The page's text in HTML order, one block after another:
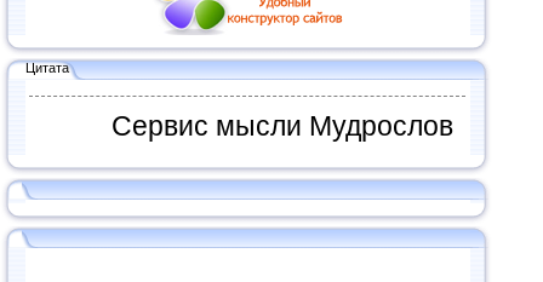
Цитата
Сервис мысли Мудрослов